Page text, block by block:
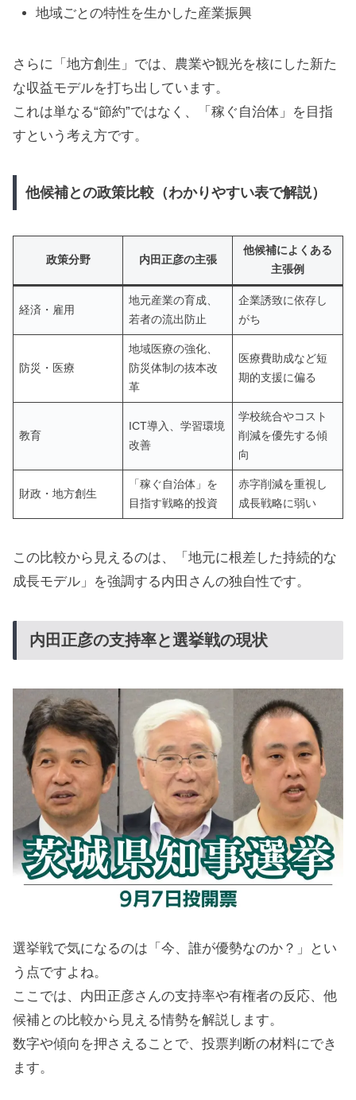
地域ごとの特性を生かした産業振興
さらに「地方創生」では、農業や観光を核にした新た
な収益モデルを打ち出しています。
これは単なる“節約”ではなく、「稼ぐ自治体」を目指
すという考え方です。
他候補との政策比較（わかりやすい表で解説）
政策分野 内田正彦の主張
他候補によくある
主張例
経済・雇用
地元産業の育成、
若者の流出防止
企業誘致に依存し
がち
防災・医療
地域医療の強化、
防災体制の抜本改
革
医療費助成など短
期的支援に偏る
教育
ICT導入、学習環境
改善
学校統合やコスト
削減を優先する傾
向
財政・地方創生
「稼ぐ自治体」を
目指す戦略的投資
赤字削減を重視し
成長戦略に弱い
この比較から見えるのは、「地元に根差した持続的な
成長モデル」を強調する内田さんの独自性です。
内田正彦の支持率と選挙戦の現状
選挙戦で気になるのは「今、誰が優勢なのか？」とい
う点ですよね。
ここでは、内田正彦さんの支持率や有権者の反応、他
候補との比較から見える情勢を解説します。
数字や傾向を押さえることで、投票判断の材料にでき
ます。